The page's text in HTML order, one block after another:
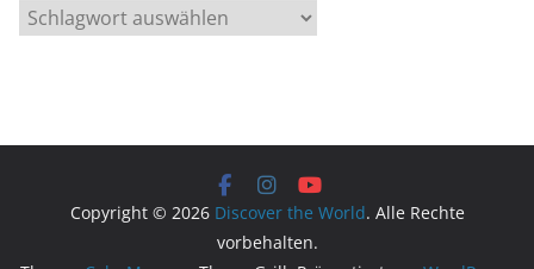
Copyright © 2026 Discover the World. Alle Rechte
vorbehalten.